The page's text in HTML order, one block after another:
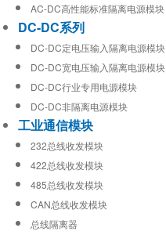
AC-DC高性能标准隔离电源模块
DC-DC系列
DC-DC定电压输入隔离电源模块
DC-DC宽电压输入隔离电源模块
DC-DC行业专用电源模块
DC-DC非隔离电源模块
工业通信模块
232总线收发模块
422总线收发模块
485总线收发模块
CAN总线收发模块
总线隔离器